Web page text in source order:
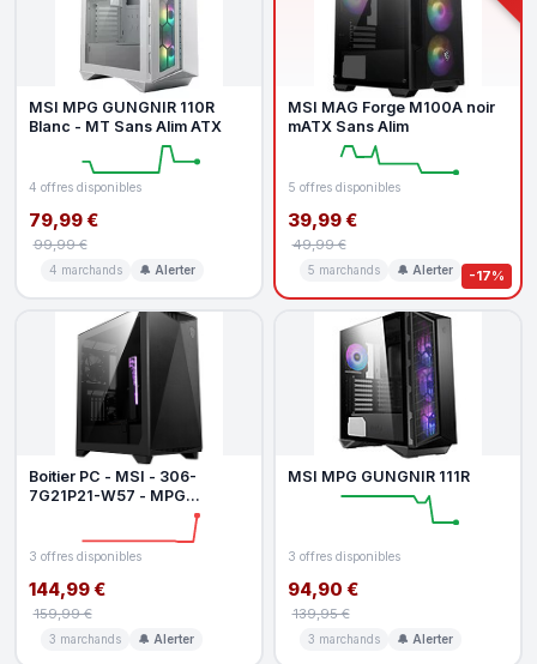
MSI MPG GUNGNIR 110R
Blanc - MT Sans Alim ATX
4 offres disponibles
79,99 €
99,99 €
4 marchands 🔔 Alerter -17%
MSI MAG Forge M100A noir
mATX Sans Alim
5 offres disponibles
39,99 €
49,99 €
5 marchands 🔔 Alerter
Boitier PC - MSI - 306-
7G21P21-W57 - MPG
GUNGNIR 300P AIRFLOW
3 offres disponibles
144,99 €
159,99 €
3 marchands 🔔 Alerter
MSI MPG GUNGNIR 111R
3 offres disponibles
94,90 €
139,95 €
3 marchands 🔔 Alerter